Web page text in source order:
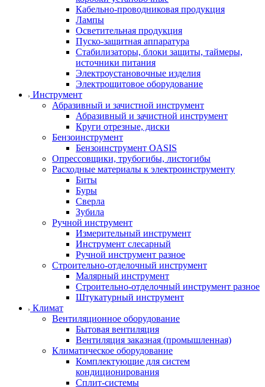
Кабельно-проводниковая продукция
Лампы
Осветительная продукция
Пуско-защитная аппаратура
Стабилизаторы, блоки защиты, таймеры,
источники питания
Электроустановочные изделия
Электрощитовое оборудование
Инструмент
Абразивный и зачистной инструмент
Абразивный и зачистной инструмент
Круги отрезные, диски
Бензоинструмент
Бензоинструмент OASIS
Опрессовщики, трубогибы, листогибы
Расходные материалы к электроинструменту
Биты
Буры
Сверла
Зубила
Ручной инструмент
Измерительный инструмент
Инструмент слесарный
Ручной инструмент разное
Строительно-отделочный инструмент
Малярный инструмент
Строительно-отделочный инструмент разное
Штукатурный инструмент
Климат
Вентиляционное оборудование
Бытовая вентиляция
Вентиляция заказная (промышленная)
Климатическое оборудование
Комплектующие для систем
кондиционирования
Сплит-системы